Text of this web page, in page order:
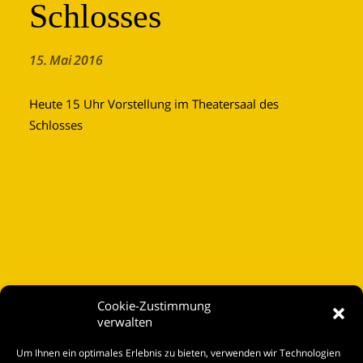
Cookie-Zustimmung
verwalten
Um Ihnen ein optimales Erlebnis zu bieten, verwenden wir Technologien
Schlosses
15. Mai 2016
Heute 15 Uhr Vorstellung im Theatersaal des
Schlosses